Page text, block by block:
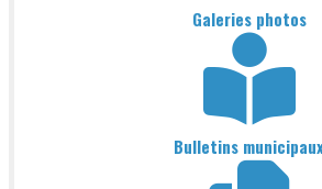
Galeries photos
Bulletins